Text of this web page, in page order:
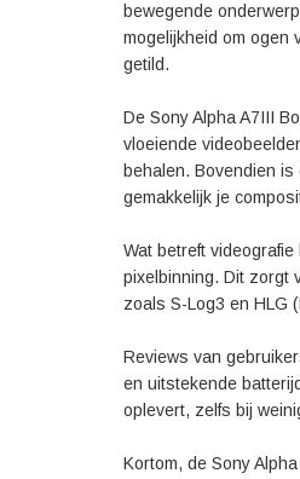
bewegende
mogelijkheid om ogen
getild.
De Sony Alpha A7III
vloeiende
behalen. Bovendien
gemakkelijk je
Wat betreft
pixelbinning. Dit zorgt
zoals S-Log3 en HLG
Reviews van
en uitstekende
oplevert, zelfs bij
Kortom, de Sony